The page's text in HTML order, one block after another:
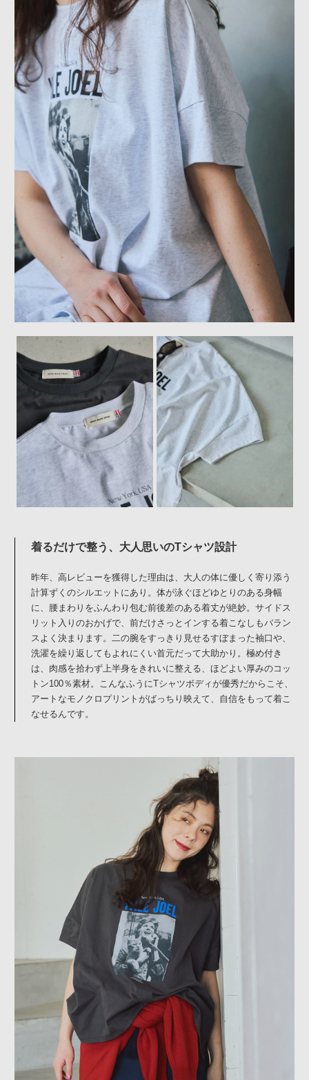
着るだけで整う、大人思いのTシャツ設計
昨年、高レビューを獲得した理由は、大人の体に優しく寄り添う
計算ずくのシルエットにあり。体が泳ぐほどゆとりのある身幅
に、腰まわりをふんわり包む前後差のある着丈が絶妙。サイドス
リット入りのおかげで、前だけさっとインする着こなしもバラン
スよく決まります。二の腕をすっきり見せるすぼまった袖口や、
洗濯を繰り返してもよれにくい首元だって大助かり。極め付き
は、肉感を拾わず上半身をきれいに整える、ほどよい厚みのコッ
トン100％素材。こんなふうにTシャツボディが優秀だからこそ、
アートなモノクロプリントがばっちり映えて、自信をもって着こ
なせるんです。